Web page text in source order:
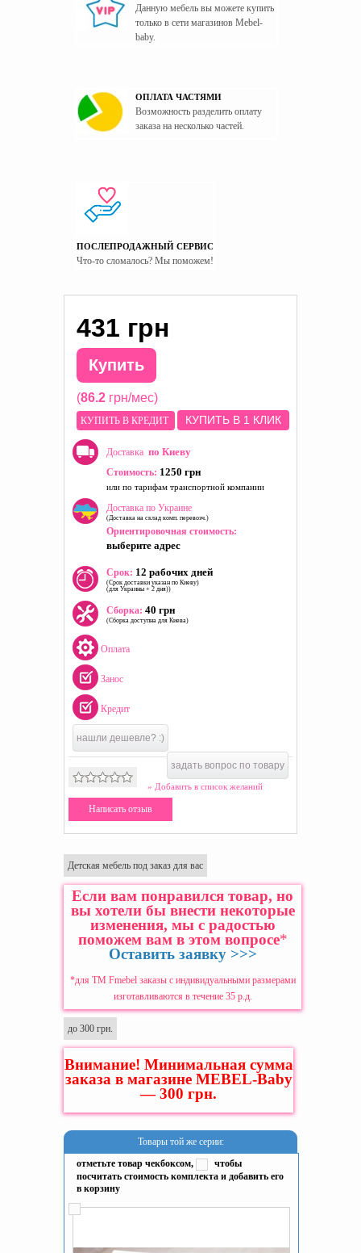
Данную мебель вы можете купить
только в сети магазинов Mebel-
baby.
ОПЛАТА ЧАСТЯМИ
Возможность разделить оплату
заказа на несколько частей.
ПОСЛЕПРОДАЖНЫЙ СЕРВИС
Что-то сломалось? Мы поможем!
431 грн
Купить
(86.2 грн/мес)
КУПИТЬ В КРЕДИТ КУПИТЬ В 1 КЛИК
Доставка по Киеву
Стоимость: 1250 грн
или по тарифам транспортной компании
Доставка по Украине
(Доставка на склад комп. перевозч.)
Ориентировочная стоимость:
выберите адрес
Срок: 12 рабочих дней
(Срок доставки указан по Киеву)
(для Украины + 2 дня))
Сборка: 40 грн
(Сборка доступна для Киева)
Оплата
Занос
Кредит
нашли дешевле? :)
задать вопрос по товару
» Добавить в список желаний
Написать отзыв
Детская мебель под заказ для вас
Если вам понравился товар, но
вы хотели бы внести некоторые
изменения, мы с радостью
поможем вам в этом вопросе*
Оставить заявку >>>
*для ТМ Fmebel заказы с индивидуальными размерами
изготавливаются в течение 35 р.д.
до 300 грн.
Внимание! Минимальная сумма
заказа в магазине MEBEL-Baby
— 300 грн.
Товары той же серии:
отметьте товар чекбоксом,
чтобы
посчитать стоимость комплекта и добавить его
в корзину